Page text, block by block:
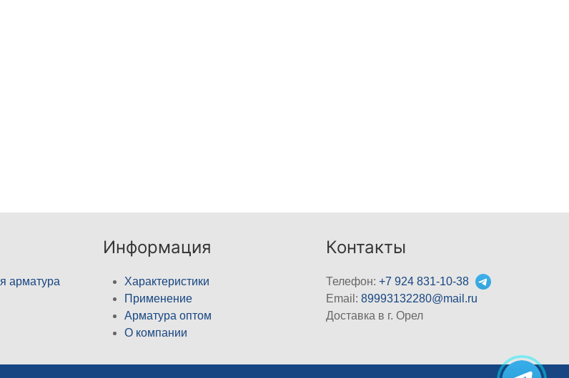
арматура
Информация
Характеристики
Применение
Арматура оптом
О компании
Контакты
Телефон:+7 924 831-10-38
Email:89993132280@mail.ru
Доставка в г. Орел